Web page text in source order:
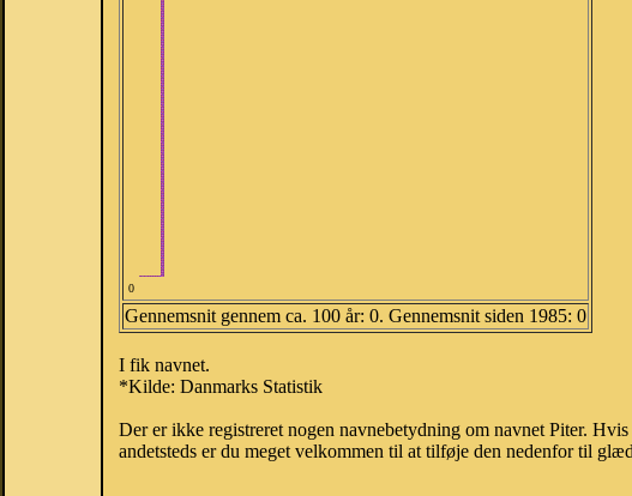
0
Gennemsnit gennem ca. 100 år: 0. Gennemsnit siden 1985: 0
I fik navnet.
*Kilde: Danmarks Statistik
Der er ikke registreret nogen navnebetydning om navnet Piter.
andetsteds er du meget velkommen til at tilføje den nedenfor til